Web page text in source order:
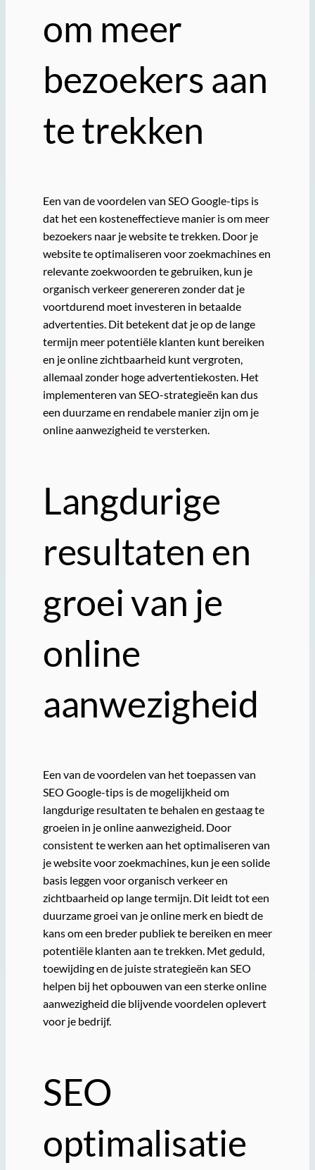
om meer
bezoekers aan
te trekken
Een van de voordelen van SEO Google-tips is
dat het een kosteneffectieve manier is om meer
bezoekers naar je website te trekken. Door je
website te optimaliseren voor zoekmachines en
relevante zoekwoorden te gebruiken, kun je
organisch verkeer genereren zonder dat je
voortdurend moet investeren in betaalde
advertenties. Dit betekent dat je op de lange
termijn meer potentiële klanten kunt bereiken
en je online zichtbaarheid kunt vergroten,
allemaal zonder hoge advertentiekosten. Het
implementeren van SEO-strategieën kan dus
een duurzame en rendabele manier zijn om je
online aanwezigheid te versterken.
Langdurige
resultaten en
groei van je
online
aanwezigheid
Een van de voordelen van het toepassen van
SEO Google-tips is de mogelijkheid om
langdurige resultaten te behalen en gestaag te
groeien in je online aanwezigheid. Door
consistent te werken aan het optimaliseren van
je website voor zoekmachines, kun je een solide
basis leggen voor organisch verkeer en
zichtbaarheid op lange termijn. Dit leidt tot een
duurzame groei van je online merk en biedt de
kans om een ​​breder publiek te bereiken en meer
potentiële klanten aan te trekken. Met geduld,
toewijding en de juiste strategieën kan SEO
helpen bij het opbouwen van een sterke online
aanwezigheid die blijvende voordelen oplevert
voor je bedrijf.
SEO
optimalisatie